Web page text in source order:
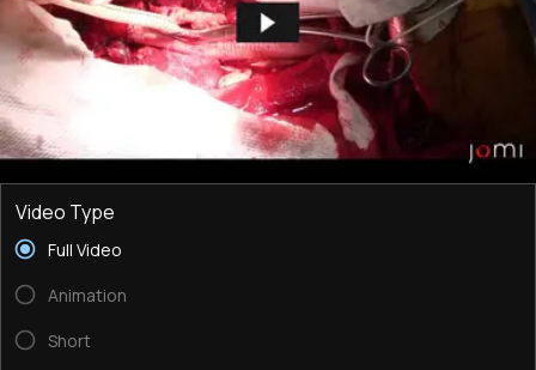
Video Type
Full Video
Animation
Short